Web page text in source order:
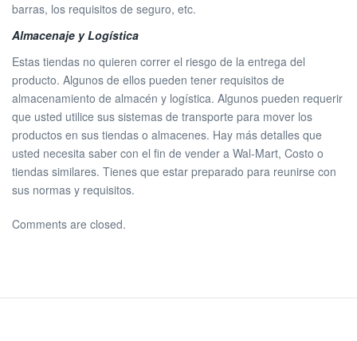
barras, los requisitos de seguro, etc.
Almacenaje y Logística
Estas tiendas no quieren correr el riesgo de la entrega del
producto. Algunos de ellos pueden tener requisitos de
almacenamiento de almacén y logística. Algunos pueden requerir
que usted utilice sus sistemas de transporte para mover los
productos en sus tiendas o almacenes. Hay más detalles que
usted necesita saber con el fin de vender a Wal-Mart, Costo o
tiendas similares. Tienes que estar preparado para reunirse con
sus normas y requisitos.
Comments are closed.